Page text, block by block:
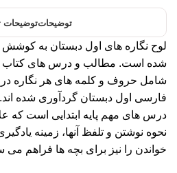
توضیحاتتوضیحات
لوح نگاره های اول دبستان به کوشش
شده است. مطالب و درس های کتاب
شامل حروف و کلمه های هر نگاره در
فارسی اول دبستان گردآوری شده
درس های مهم پایه ابتدایی است که
نحوه نوشتن و تلفظ آنها، زمینه
خواندن را نیز برای بچه ها فراهم می